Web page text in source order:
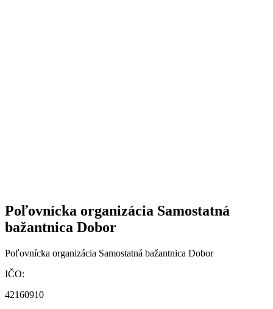
Poľovnícka organizácia Samostatná
bažantnica Dobor
Poľovnícka organizácia Samostatná bažantnica Dobor
IČO:
42160910